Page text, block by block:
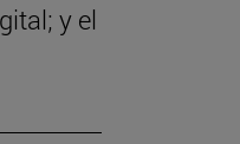
y el